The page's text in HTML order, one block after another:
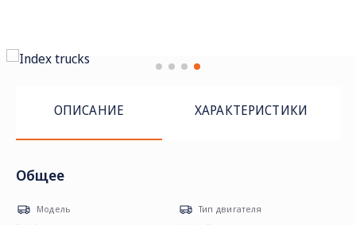
ОПИСАНИЕ ХАРАКТЕРИСТИКИ
Общее
Модель Тип двигателя